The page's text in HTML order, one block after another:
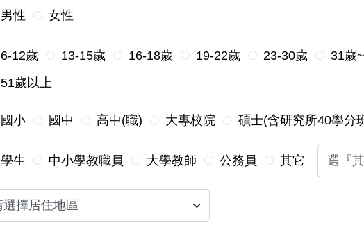
男性 女性
6-12歲 13-15歲 16-18歲 19-22歲 23-30歲
31歲
51歲以上
國小 國中 高中(職) 大專校院 碩士(含研究所40學分
學生 中小學教職員 大學教師 公務員 其它